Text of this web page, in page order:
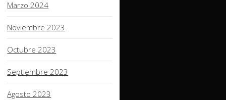
Marzo 2024
Noviembre 2023
Octubre 2023
Septiembre 2023
Agosto 2023